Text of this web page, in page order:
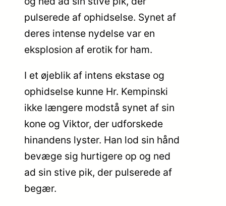
pulserede af ophidselse. Synet af
deres intense nydelse var en
eksplosion af erotik for ham.
I et øjeblik af intens ekstase og
ophidselse kunne Hr. Kempinski
ikke længere modstå synet af sin
kone og Viktor, der udforskede
hinandens lyster. Han lod sin hånd
bevæge sig hurtigere op og ned
ad sin stive pik, der pulserede af
begær.